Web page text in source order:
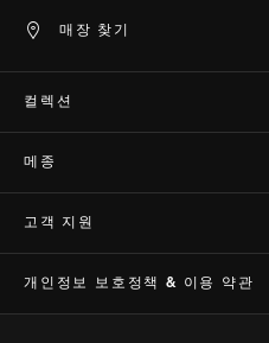
매장 찾기
컬렉션
메종
고객 지원​
개인정보 보호정책 & 이용 약관